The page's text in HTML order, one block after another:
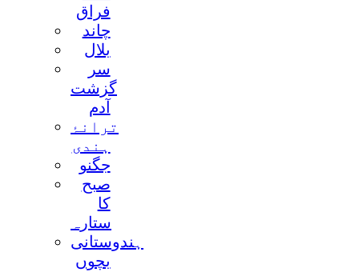
فراق
چاند
بلال
سر
گزشت
آدم
ترانۂ
ہندی
جگنو
صبح
کا
ستارہ
ہندوستانی
بچوں